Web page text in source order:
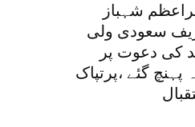
شہباز
سعودی ولی
کی دعوت پر
پہنچ گئے ،پرتپاک